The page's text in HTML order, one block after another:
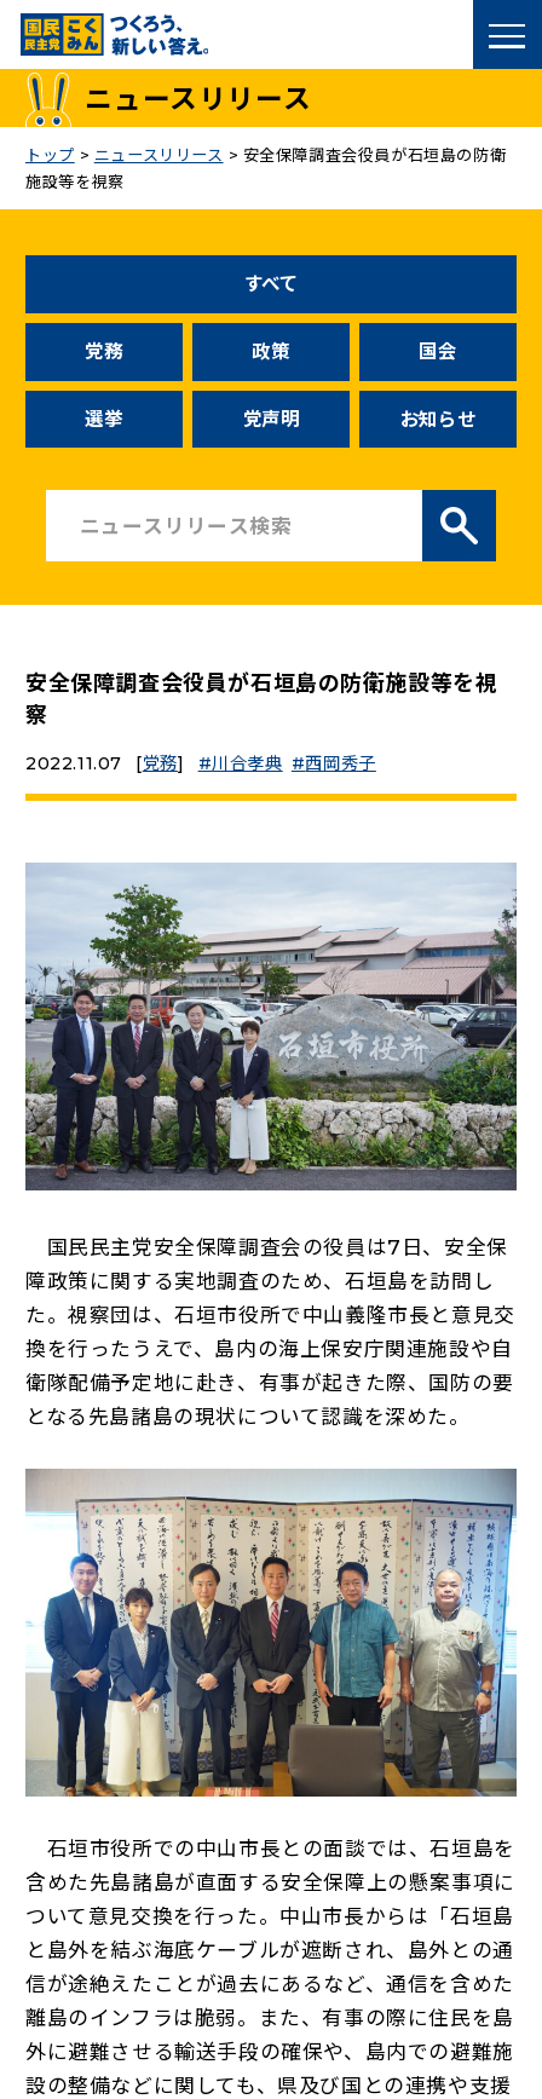
国民民主党トップ
議員
候補者公募
こくみん政治塾
お問い合わせ
ニュースリリース
こくみんうさぎの部屋
Go!Go!こくみんストア（新しいタブで開く）
こくみんオンラインスクール
国民民主党学生部
二次創作ガイドライン（新しいタブで開く）
プライバシーポリシー
特定商取引法に基づく表記
ニュースリリース
トップ > ニュースリリース > 安全保障調査会役員が石垣島の防衛
施設等を視察
すべて
党務 政策 国会
選挙 党声明 お知らせ
安全保障調査会役員が石垣島の防衛施設等を視
察
2022.11.07 [党務] 川合孝典 西岡秀子
国民民主党安全保障調査会の役員は7日、安全保
障政策に関する実地調査のため、石垣島を訪問し
た。視察団は、石垣市役所で中山義隆市長と意見交
換を行ったうえで、島内の海上保安庁関連施設や自
衛隊配備予定地に赴き、有事が起きた際、国防の要
となる先島諸島の現状について認識を深めた。
石垣市役所での中山市長との面談では、石垣島を
含めた先島諸島が直面する安全保障上の懸案事項に
ついて意見交換を行った。中山市長からは「石垣島
と島外を結ぶ海底ケーブルが遮断され、島外との通
信が途絶えたことが過去にあるなど、通信を含めた
離島のインフラは脆弱。また、有事の際に住民を島
外に避難させる輸送手段の確保や、島内での避難施
設の整備などに関しても、県及び国との連携や支援